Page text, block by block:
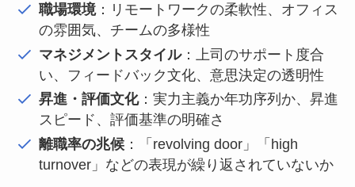
職場環境：リモートワークの柔軟性、オフィス
の雰囲気、チームの多様性
マネジメントスタイル：上司のサポート度合
い、フィードバック文化、意思決定の透明性
昇進・評価文化：実力主義か年功序列か、昇進
スピード、評価基準の明確さ
離職率の兆候 ：「revolving door」「high
turnover」などの表現が繰り返されていないか